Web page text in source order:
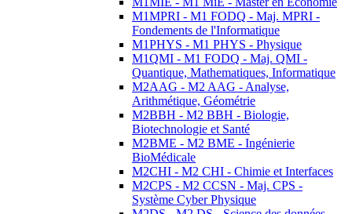
M1MPRI - M1 FODQ - Maj. MPRI -
Fondements de l'Informatique
M1PHYS - M1 PHYS - Physique
M1QMI - M1 FODQ - Maj. QMI -
Quantique, Mathematiques, Informatique
M2AAG - M2 AAG - Analyse,
Arithmétique, Géométrie
M2BBH - M2 BBH - Biologie,
Biotechnologie et Santé
M2BME - M2 BME - Ingénierie
BioMédicale
M2CHI - M2 CHI - Chimie et Interfaces
M2CPS - M2 CCSN - Maj. CPS -
Système Cyber Physique